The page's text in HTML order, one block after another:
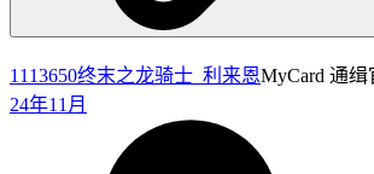
1113650终末之龙骑士_利来恩MyCard 通缉
24年11月